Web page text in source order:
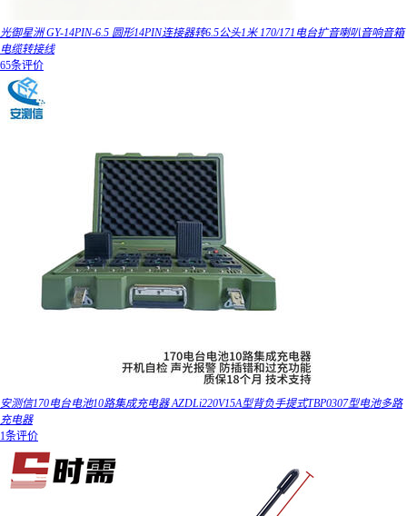
光御星洲 GY-14PIN-6.5 圆形14PIN连接器转6.5公头1米 170/171电台扩音喇叭音响音箱
电缆转接线
65条评价
安测信170电台电池10路集成充电器 AZDLi220V15A型背负手提式TBP0307型电池多路
充电器
1条评价